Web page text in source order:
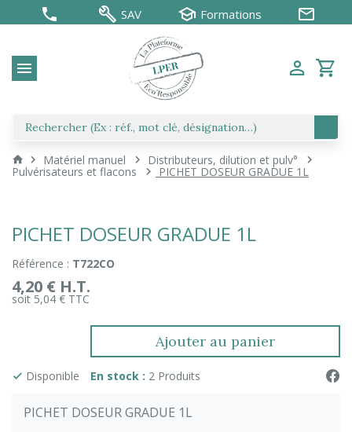
SAV Formations
Matériel manuel Distributeurs, dilution et pulv°
Pulvérisateurs et flacons PICHET DOSEUR GRADUE 1L
PICHET DOSEUR GRADUE 1L
Référence : T722CO
4,20 € H.T.
soit 5,04 € TTC
Ajouter au panier
Disponible En stock : 2 Produits
PICHET DOSEUR GRADUE 1L